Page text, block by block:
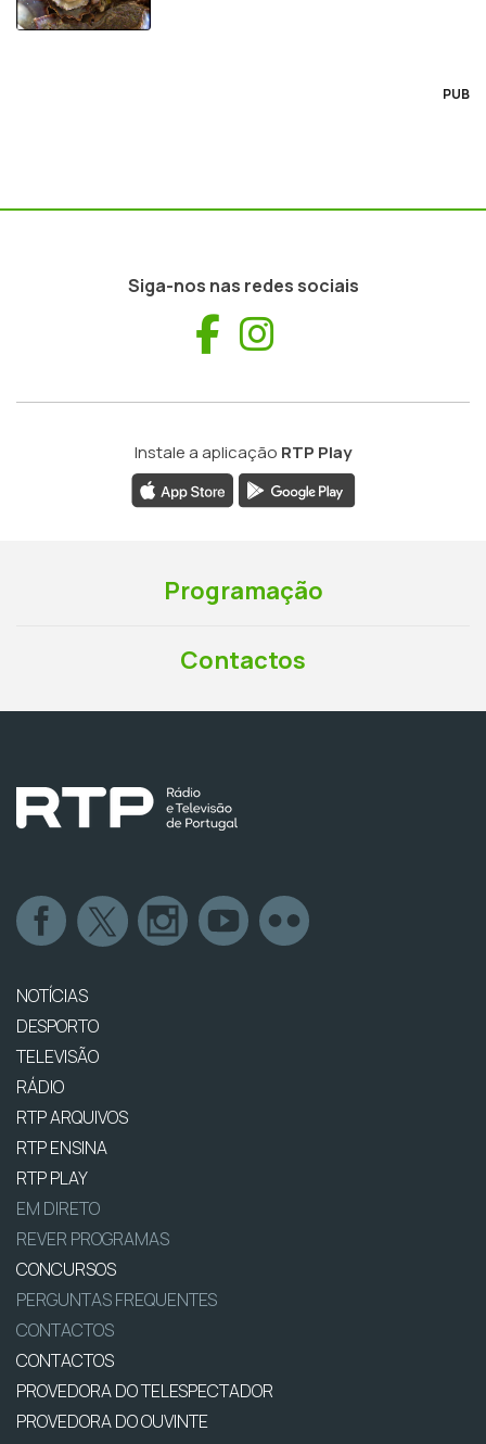
PUB
Siga-nos nas redes sociais
Facebook
Instale a aplicação RTP Play
Programação
Contactos
NOTÍCIAS
DESPORTO
TELEVISÃO
RÁDIO
RTP ARQUIVOS
RTP ENSINA
RTP PLAY
EM DIRETO
REVER PROGRAMAS
CONCURSOS
PERGUNTAS FREQUENTES
CONTACTOS
CONTACTOS
PROVEDORA DO TELESPECTADOR
PROVEDORA DO OUVINTE